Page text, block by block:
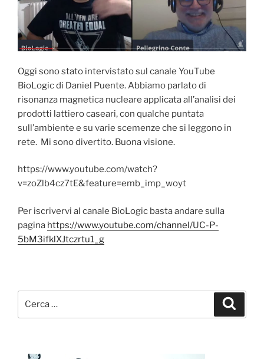
Oggi sono stato intervistato sul canale YouTube
BioLogic di Daniel Puente. Abbiamo parlato di
risonanza magnetica nucleare applicata all’analisi dei
prodotti lattiero caseari, con qualche puntata
sull’ambiente e su varie scemenze che si leggono in
rete. Mi sono divertito. Buona visione.
https://www.youtube.com/watch?
v=zoZlb4cz7tE&feature=emb_imp_woyt
Per iscrivervi al canale BioLogic basta andare sulla
pagina https://www.youtube.com/channel/UC-P-
5bM3ifklXJtczrtu1_g